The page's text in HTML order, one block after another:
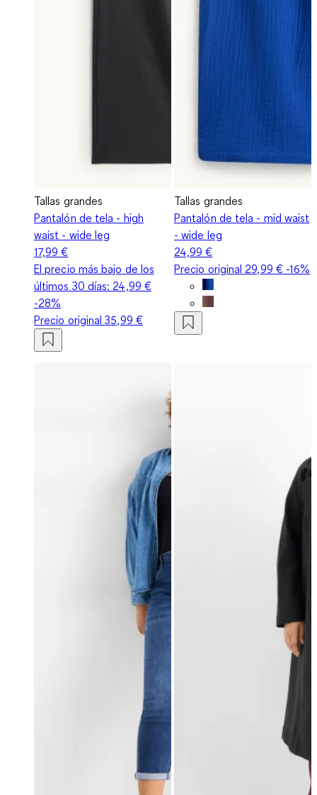
Tallas grandes
Pantalón de tela - high
waist - wide leg
17,99 €
El precio más bajo de los
últimos 30 días: 24,99 €
-28%
Precio original35,99 €
Tallas grandes
Pantalón de tela - mid waist
- wide leg
24,99 €
Precio original 29,99 €-16%